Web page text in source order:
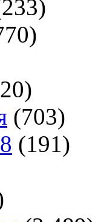
(703)
(191)